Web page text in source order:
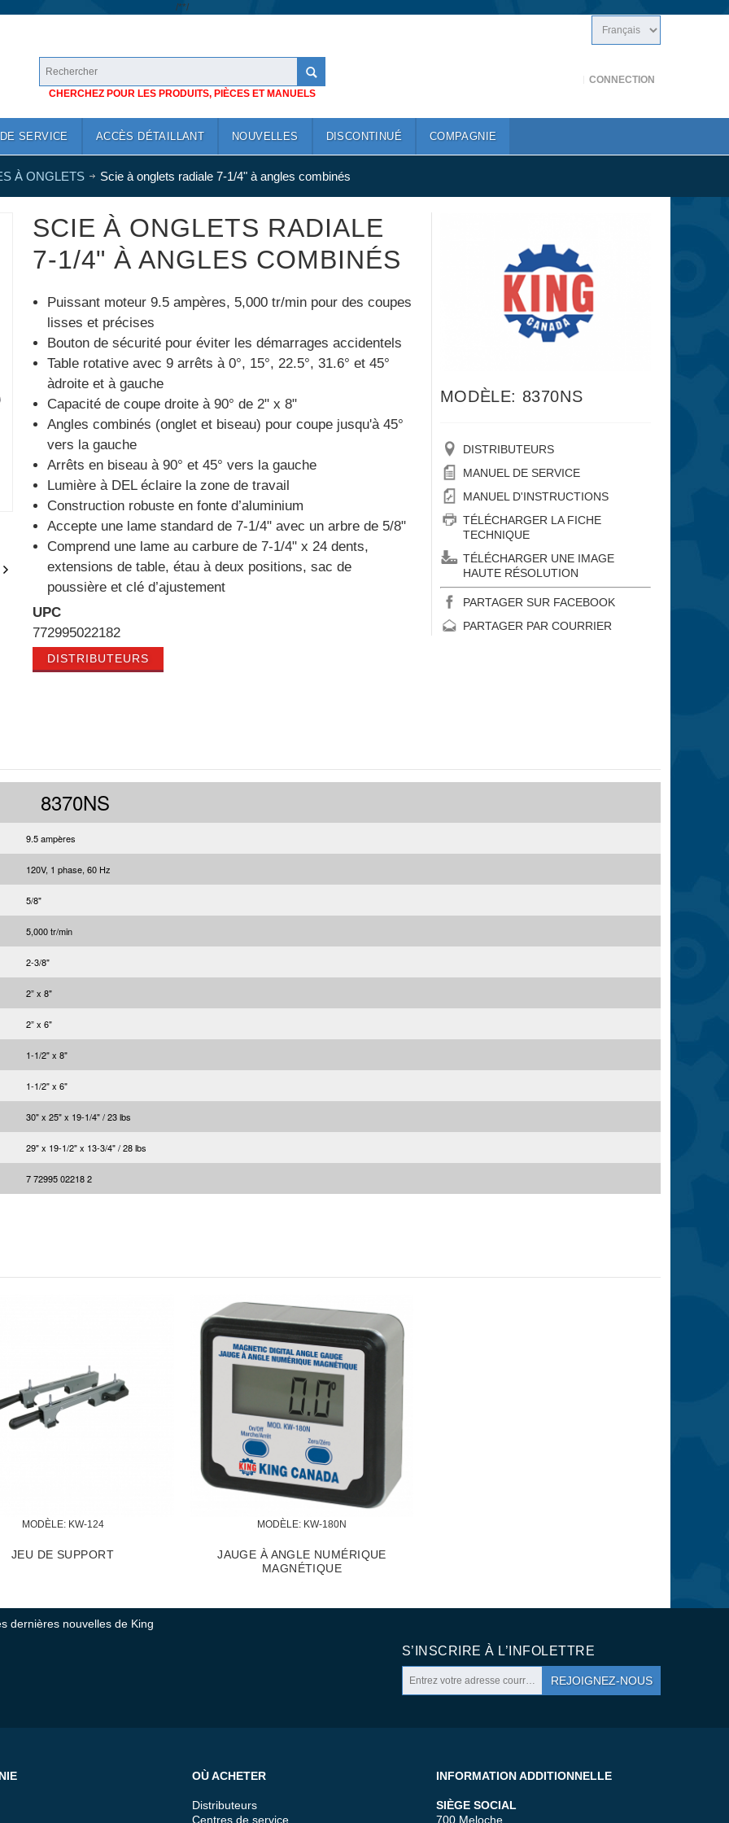
/**/
CHERCHEZ POUR LES PRODUITS, PIÈCES ET MANUELS
CONNECTION
SERVICE ACCÈS DÉTAILLANT NOUVELLES DISCONTINUÉ COMPAGNIE
À ONGLETS Scie à onglets radiale 7-1/4" à angles combinés
SCIE À ONGLETS RADIALE
7-1/4" À ANGLES COMBINÉS
Puissant moteur 9.5 ampères, 5,000 tr/min pour des coupes
lisses et précises
Bouton de sécurité pour éviter les démarrages accidentels
Table rotative avec 9 arrêts à 0°, 15°, 22.5°, 31.6° et 45°
àdroite et à gauche
Capacité de coupe droite à 90° de 2" x 8"
Angles combinés (onglet et biseau) pour coupe jusqu'à 45°
vers la gauche
Arrêts en biseau à 90° et 45° vers la gauche
Lumière à DEL éclaire la zone de travail
Construction robuste en fonte d’aluminium
Accepte une lame standard de 7-1/4" avec un arbre de 5/8"
Comprend une lame au carbure de 7-1/4" x 24 dents,
extensions de table, étau à deux positions, sac de
poussière et clé d’ajustement
UPC
772995022182
DISTRIBUTEURS
MODÈLE: 8370NS
DISTRIBUTEURS
MANUEL DE SERVICE
MANUEL D'INSTRUCTIONS
TÉLÉCHARGER LA FICHE
TECHNIQUE
TÉLÉCHARGER UNE IMAGE
HAUTE RÉSOLUTION
PARTAGER SUR FACEBOOK
PARTAGER PAR COURRIER
8370NS
9.5 ampères
120V, 1 phase, 60 Hz
5/8"
5,000 tr/min
2-3/8"
2” x 8"
2” x 6"
1-1/2" x 8"
1-1/2" x 6"
30" x 25" x 19-1/4" / 23 lbs
29" x 19-1/2" x 13-3/4" / 28 lbs
7 72995 02218 2
MODÈLE: KW-124
JEU DE SUPPORT
MODÈLE: KW-180N
JAUGE À ANGLE NUMÉRIQUE
MAGNÉTIQUE
dernières nouvelles de King
S’INSCRIRE À L’INFOLETTRE
REJOIGNEZ-NOUS
OÙ ACHETER
Distributeurs
Centres de service
INFORMATION ADDITIONNELLE
SIÈGE SOCIAL
700 Meloche